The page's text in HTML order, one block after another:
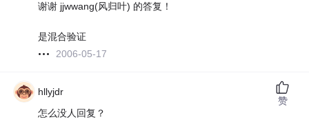
谢谢 jjwwang(风归叶) 的答复！
是混合验证
2006-05-17
hllyjdr
怎么没人回复？
赞